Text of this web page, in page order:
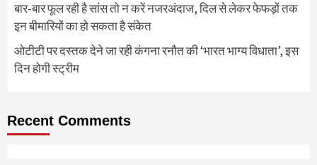
बार-बार फूल रही है सांस तो न करें नजरअंदाज, दिल से लेकर फेफड़ों तक
इन बीमारियों का हो सकता है संकेत
ओटीटी पर दस्तक देने जा रही कंगना रनौत की ‘भारत भाग्य विधाता’, इस
दिन होगी स्ट्रीम
Recent Comments